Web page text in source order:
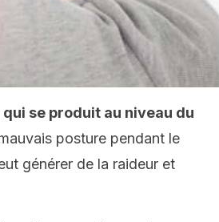
se produit au niveau du
posture pendant le
générer de la raideur et